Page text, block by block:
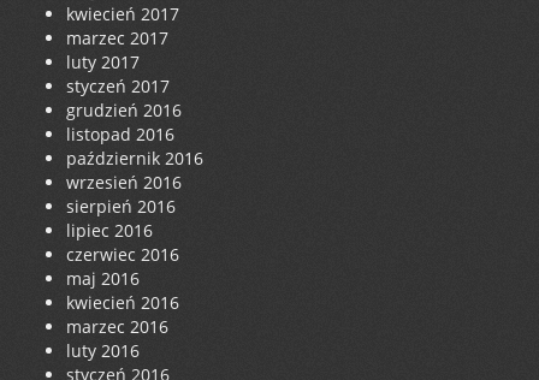
kwiecień 2017
marzec 2017
luty 2017
styczeń 2017
grudzień 2016
listopad 2016
październik 2016
wrzesień 2016
sierpień 2016
lipiec 2016
czerwiec 2016
maj 2016
kwiecień 2016
marzec 2016
luty 2016
styczeń 2016